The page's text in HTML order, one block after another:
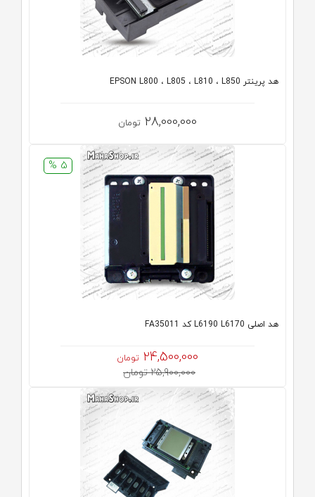
هد پرینتر EPSON L800 ، L805 ، L810 ، L850
28,000,000 تومان
5 %
هد اصلی L6190 L6170 کد FA35011
24,500,000 تومان
25,900,000 تومان